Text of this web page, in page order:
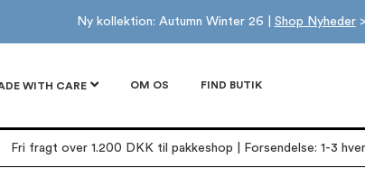
Ny kollektion: Autumn Winter 26 | Shop Nyheder>
WITH CARE OM OS FIND BUTIK
Fri fragt over 1.200 DKK til pakkeshop | Forsendelse: 1-3